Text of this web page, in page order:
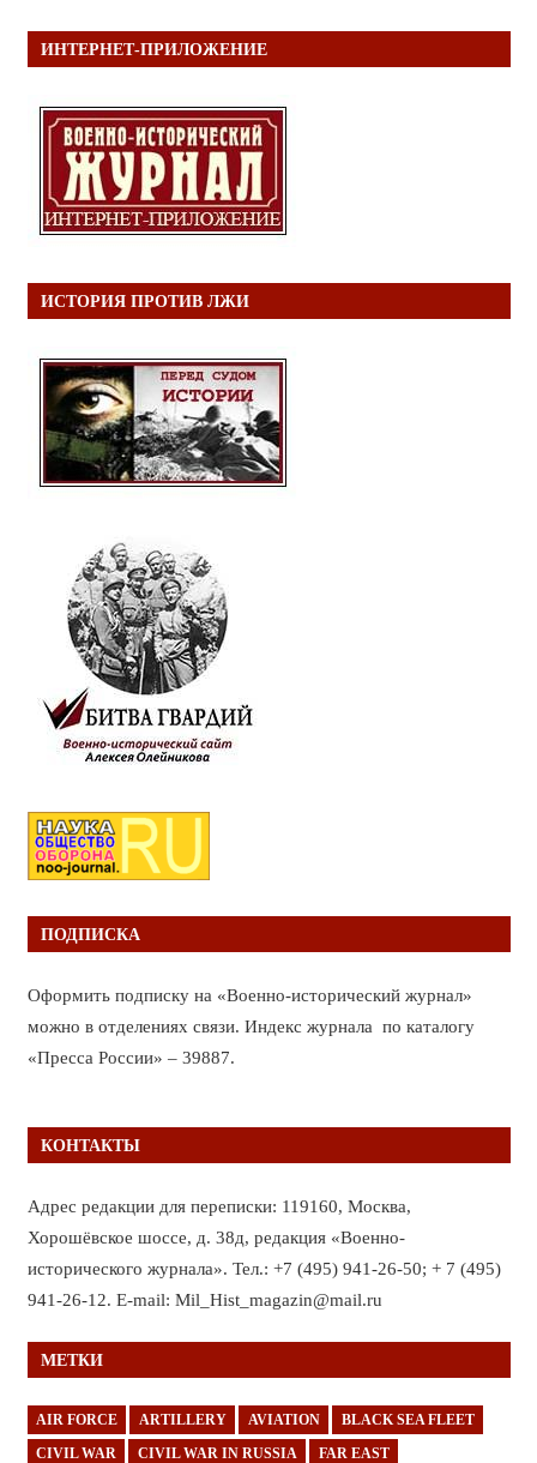
ИНТЕРНЕТ-ПРИЛОЖЕНИЕ
ИСТОРИЯ ПРОТИВ ЛЖИ
ПОДПИСКА
Оформить подписку на «Военно-исторический журнал»
можно в отделениях связи. Индекс журнала по каталогу
«Пресса России» – 39887.
КОНТАКТЫ
Адрес редакции для переписки: 119160, Москва,
Хорошёвское шоссе, д. 38д, редакция «Военно-
исторического журнала». Тел.: +7 (495) 941-26-50; + 7 (495)
941-26-12. E-mail: Mil_Hist_magazin@mail.ru
МЕТКИ
AIR FORCE ARTILLERY AVIATION BLACK SEA FLEET
CIVIL WAR CIVIL WAR IN RUSSIA FAR EAST